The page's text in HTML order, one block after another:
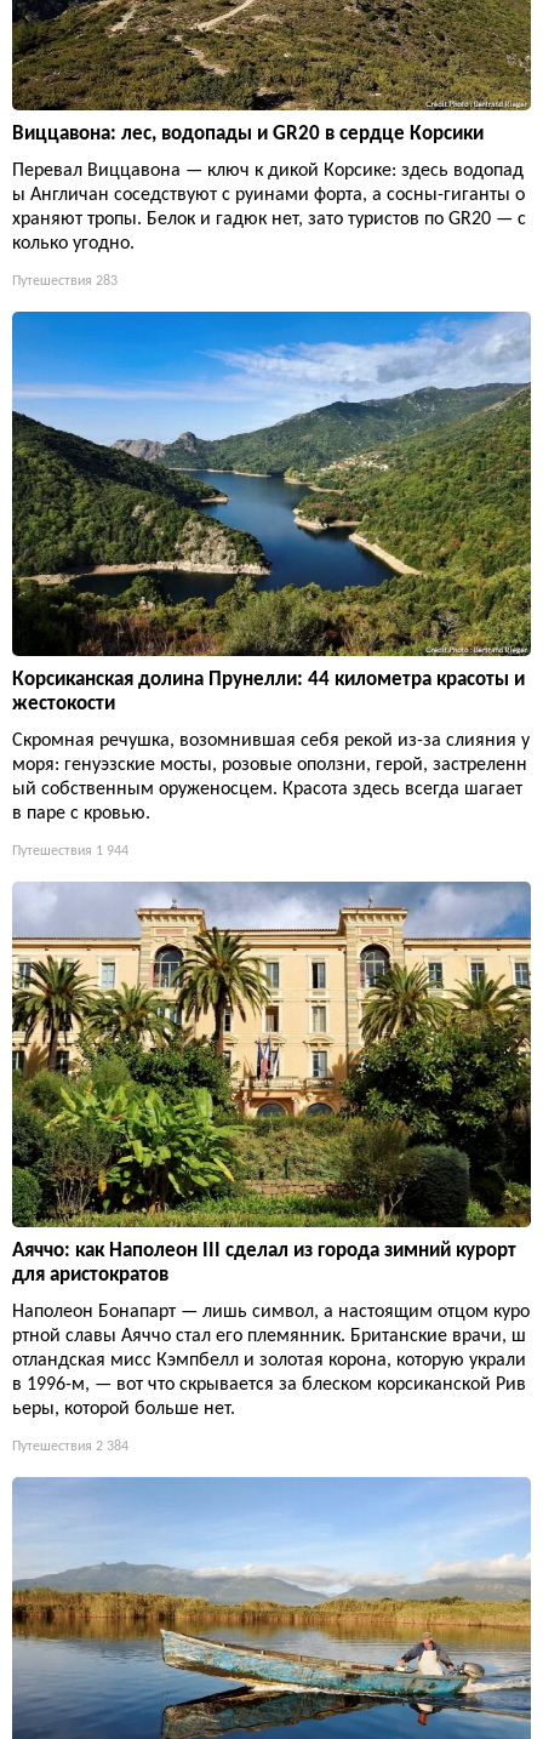
Виццавона: лес, водопады и GR20 в сердце Корсики
Перевал Виццавона — ключ к дикой Корсике: здесь водопад
ы Англичан соседствуют с руинами форта, а сосны-гиганты о
храняют тропы. Белок и гадюк нет, зато туристов по GR20 — с
колько угодно.
Путешествия 283
Корсиканская долина Прунелли: 44 километра красоты и
жестокости
Скромная речушка, возомнившая себя рекой из-за слияния у
моря: генуэзские мосты, розовые оползни, герой, застреленн
ый собственным оруженосцем. Красота здесь всегда шагает
в паре с кровью.
Путешествия 1 944
Аяччо: как Наполеон III сделал из города зимний курорт
для аристократов
Наполеон Бонапарт — лишь символ, а настоящим отцом куро
ртной славы Аяччо стал его племянник. Британские врачи, ш
отландская мисс Кэмпбелл и золотая корона, которую украли
в 1996-м, — вот что скрывается за блеском корсиканской Рив
ьеры, которой больше нет.
Путешествия 2 384